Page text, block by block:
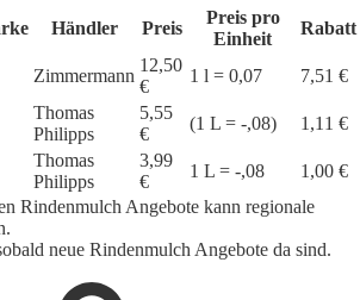
Händler Preis
Preis pro
Einheit
Rabatt
Zimmermann
12,50
€
1 l = 0,07 7,51 €
Thomas
Philipps
5,55
€
(1 L = -,08)
1,11 €
Thomas
Philipps
3,99
€
1 L = -,08
1,00 €
Rindenmulch Angebote kann regionale
neue Rindenmulch Angebote da sind.